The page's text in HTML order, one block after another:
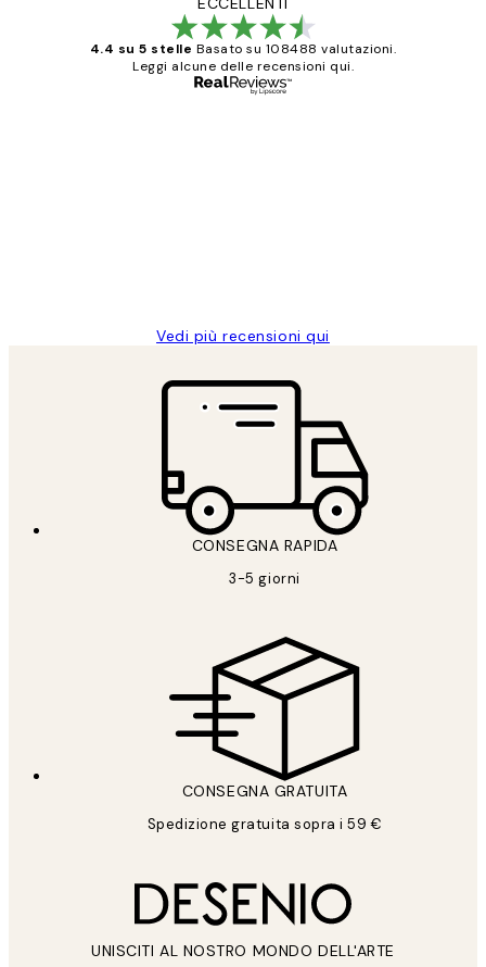
4.4 su 5 stelle Basato su 108488 valutazioni.
Leggi alcune delle recensioni qui.
Vedi più recensioni qui
CONSEGNA RAPIDA
3-5 giorni
CONSEGNA GRATUITA
Spedizione gratuita sopra i 59 €
UNISCITI AL NOSTRO MONDO DELL'ARTE